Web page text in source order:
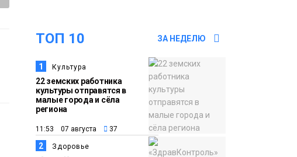
06 августа
Культура
Афиша 7–14 августа
16:39
06 августа
Фонд «Наш Норильск»
запускает осеннюю
кампанию по
ТОП 10 ЗА НЕДЕЛЮ
1 Культура
22 земских работника
культуры отправятся в
малые города и сёла
региона
11:53 07 августа 37
2 Здоровье